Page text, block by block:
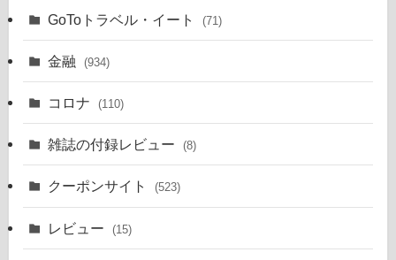
GoToトラベル・イート (71)
金融 (934)
コロナ (110)
雑誌の付録レビュー (8)
クーポンサイト (523)
レビュー (15)